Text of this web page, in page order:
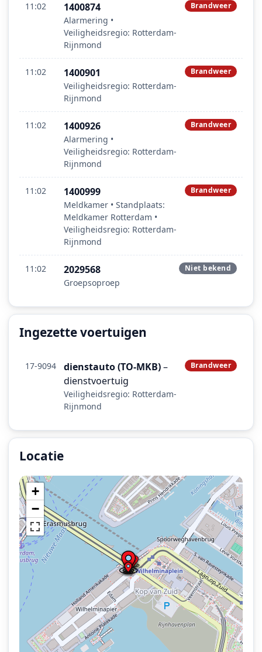
11:02 1400874
Alarmering •
Veiligheidsregio: Rotterdam-
Rijnmond
Brandweer
11:02 1400901
Veiligheidsregio: Rotterdam-
Rijnmond
Brandweer
11:02 1400926
Alarmering •
Veiligheidsregio: Rotterdam-
Rijnmond
Brandweer
11:02 1400999
Meldkamer • Standplaats:
Meldkamer Rotterdam •
Veiligheidsregio: Rotterdam-
Rijnmond
Brandweer
11:02 2029568
Groepsoproep
Niet bekend
Ingezette voertuigen
17-9094 dienstauto (TO-MKB)–
dienstvoertuig
Veiligheidsregio: Rotterdam-
Rijnmond
Brandweer
Locatie
+
−
Locatie van het incident: Wilhelminakade, Rotterdam.